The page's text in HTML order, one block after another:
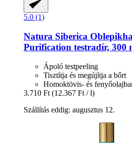
5.0 (1)
Natura Siberica
Purification testradír, 300
Ápoló testpeeling
Tisztítja és megújítja a bőrt
Homoktövis- és
3.710 Ft (12.367 Ft / l)
Szállítás eddig: augusztus 12.